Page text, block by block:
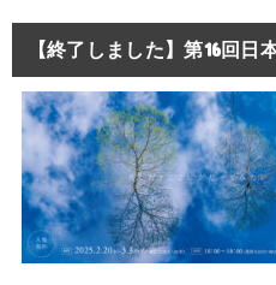
【終了しました】第16回日